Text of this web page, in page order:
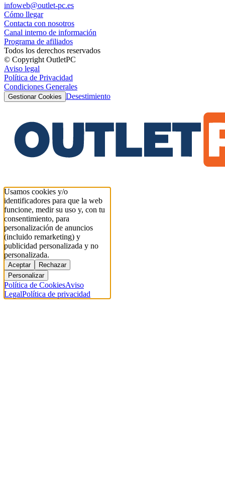
infoweb@outlet-pc.es
Cómo llegar
Contacta con nosotros
Canal interno de información
Programa de afiliados
Todos los derechos reservados
© Copyright OutletPC
Aviso legal
Política de Privacidad
Condiciones Generales
Gestionar Cookies Desestimiento
Usamos cookies y/o
identificadores para que la web
funcione, medir su uso y, con tu
consentimiento, para
personalización de anuncios
(incluido remarketing) y
publicidad personalizada y no
personalizada.
Aceptar
Rechazar
Personalizar
Política de CookiesAviso
LegalPolítica de privacidad